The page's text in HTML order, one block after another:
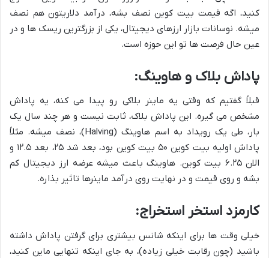
کنید، اگه قیمت بیت کوین نصف بشه، درآمد دلاریتون هم نصف
میشه. نوسانات بازار ارزهای دیجیتال، یکی از بزرگترین ریسک ها و در
عین حال فرصت ها تو این حوزه است.
پاداش بلاک و هاوینگ:
قبلاً گفتیم که وقتی یه ماینر بلاکی رو پیدا می کنه، یه پاداش
مشخص می گیره. این پاداش بلاک، ثابت نیست و هر چند سال یک
بار، طی یک رویداد به اسم هاوینگ (Halving)، نصف میشه. مثلاً
پاداش اولیه بیت کوین ۵۰ بیت کوین بود، بعد شد ۲۵، بعد ۱۲.۵ و
الان ۶.۲۵ بیت کوین. هاوینگ باعث میشه عرضه ارز دیجیتال کم
بشه و روی قیمت و در نهایت روی درآمد ماینرها تاثیر بذاره.
کارمزد استخر استخراج:
خیلی وقت ها برای اینکه شانس بیشتری برای گرفتن پاداش داشته
باشید (چون رقابت خیلی زیاده)، به جای اینکه تنهایی ماین کنید،